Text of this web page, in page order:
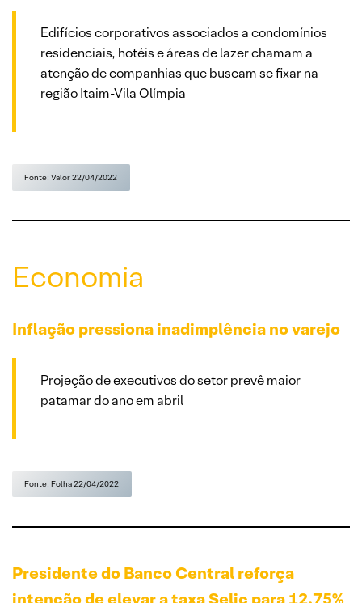
Edifícios corporativos associados a condomínios
residenciais, hotéis e áreas de lazer chamam a
atenção de companhias que buscam se fixar na
região Itaim-Vila Olímpia
Fonte: Valor 22/04/2022
Economia
Inflação pressiona inadimplência no varejo
Projeção de executivos do setor prevê maior
patamar do ano em abril
Fonte: Folha 22/04/2022
Presidente do Banco Central reforça